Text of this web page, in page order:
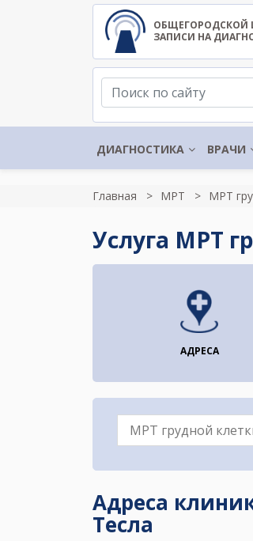
ОБЩЕГОРОДСКОЙ
ЗАПИСИ НА
ДИАГНОСТИКА ВРАЧИ
Главная МРТ МРТ
Услуга МРТ
АДРЕСА
Адреса
Тесла